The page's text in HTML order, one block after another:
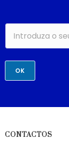
OK
CONTACTOS